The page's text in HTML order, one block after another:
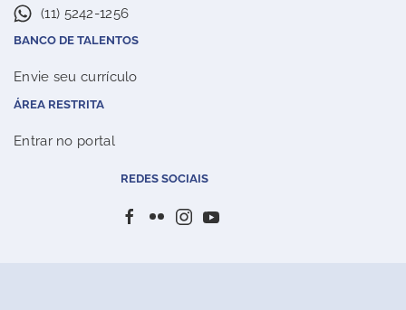
(11) 5242-1256
BANCO DE TALENTOS
Envie seu currículo
ÁREA RESTRITA
Entrar no portal
REDES SOCIAIS